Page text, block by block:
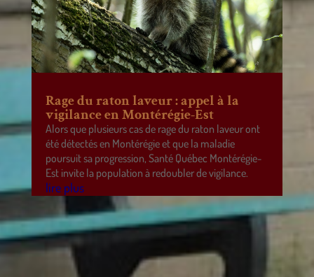
Rage du raton laveur : appel à la
vigilance en Montérégie-Est
Alors que plusieurs cas de rage du raton laveur ont
été détectés en Montérégie et que la maladie
poursuit sa progression, Santé Québec Montérégie-
Est invite la population à redoubler de vigilance.
lire plus